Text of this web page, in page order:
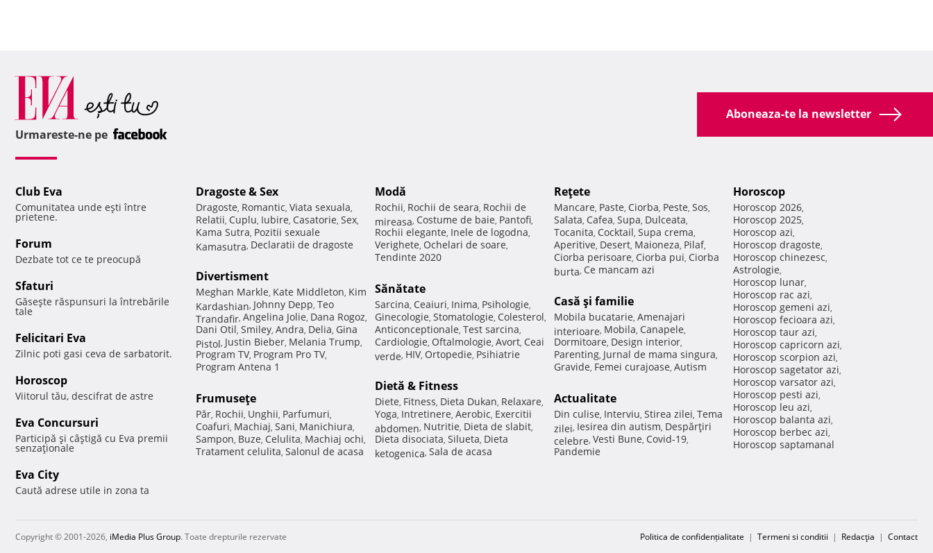
Aboneaza-te la newsletter
Urmareste-ne pe
Club Eva
Comunitatea unde eşti între
prietene.
Forum
Dezbate tot ce te preocupă
Sfaturi
Găseşte răspunsuri la întrebările
tale
Felicitari Eva
Zilnic poti gasi ceva de sarbatorit.
Horoscop
Viitorul tău, descifrat de astre
Eva Concursuri
Participă şi câştigă cu Eva premii
senzaţionale
Eva City
Caută adrese utile in zona ta
Dragoste & Sex
Dragoste, Romantic, Viata sexuala,
Relatii, Cuplu, Iubire, Casatorie, Sex,
Kama Sutra, Pozitii sexuale
Kamasutra, Declaratii de dragoste
Divertisment
Meghan Markle, Kate Middleton, Kim
Kardashian, Johnny Depp, Teo
Trandafir, Angelina Jolie, Dana Rogoz,
Dani Otil, Smiley, Andra, Delia, Gina
Pistol, Justin Bieber, Melania Trump,
Program TV, Program Pro TV,
Program Antena 1
Frumuseţe
Păr, Rochii, Unghii, Parfumuri,
Coafuri, Machiaj, Sani, Manichiura,
Sampon, Buze, Celulita, Machiaj ochi,
Tratament celulita, Salonul de acasa
Modă
Rochii, Rochii de seara, Rochii de
mireasa, Costume de baie, Pantofi,
Rochii elegante, Inele de logodna,
Verighete, Ochelari de soare,
Tendinte 2020
Sănătate
Sarcina, Ceaiuri, Inima, Psihologie,
Ginecologie, Stomatologie, Colesterol,
Anticonceptionale, Test sarcina,
Cardiologie, Oftalmologie, Avort, Ceai
verde, HIV, Ortopedie, Psihiatrie
Dietă & Fitness
Diete, Fitness, Dieta Dukan, Relaxare,
Yoga, Intretinere, Aerobic, Exercitii
abdomen, Nutritie, Dieta de slabit,
Dieta disociata, Silueta, Dieta
ketogenica, Sala de acasa
Reţete
Mancare, Paste, Ciorba, Peste, Sos,
Salata, Cafea, Supa, Dulceata,
Tocanita, Cocktail, Supa crema,
Aperitive, Desert, Maioneza, Pilaf,
Ciorba perisoare, Ciorba pui, Ciorba
burta, Ce mancam azi
Casă şi familie
Mobila bucatarie, Amenajari
interioare, Mobila, Canapele,
Dormitoare, Design interior,
Parenting, Jurnal de mama singura,
Gravide, Femei curajoase, Autism
Actualitate
Din culise, Interviu, Stirea zilei, Tema
zilei, Iesirea din autism, Despărţiri
celebre, Vesti Bune, Covid-19,
Pandemie
Horoscop
Horoscop 2026,
Horoscop 2025,
Horoscop azi,
Horoscop dragoste,
Horoscop chinezesc,
Astrologie,
Horoscop lunar,
Horoscop rac azi,
Horoscop gemeni azi,
Horoscop fecioara azi,
Horoscop taur azi,
Horoscop capricorn azi,
Horoscop scorpion azi,
Horoscop sagetator azi,
Horoscop varsator azi,
Horoscop pesti azi,
Horoscop leu azi,
Horoscop balanta azi,
Horoscop berbec azi,
Horoscop saptamanal
Copyright © 2001-2026, iMedia Plus Group. Toate drepturile rezervate Politica de confidențialitate | Termeni si conditii | Redacţia | Contact